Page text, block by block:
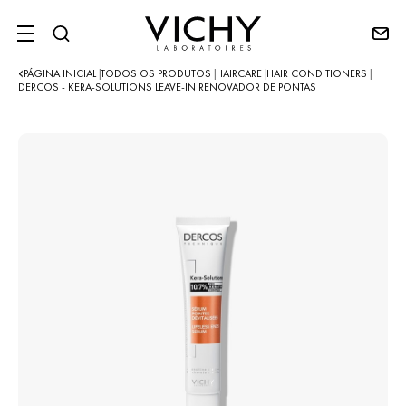
SITE MENU
PÁGINA INICIAL TODOS OS PRODUTOS HAIRCARE HAIR CONDITIONERS
DERCOS - KERA-SOLUTIONS LEAVE-IN RENOVADOR DE PONTAS